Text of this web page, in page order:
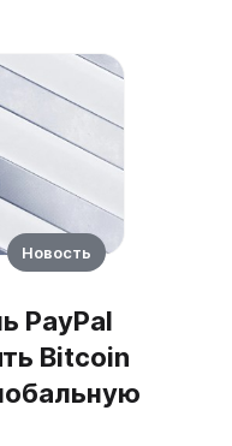
PayPal
Bitcoin
Новость